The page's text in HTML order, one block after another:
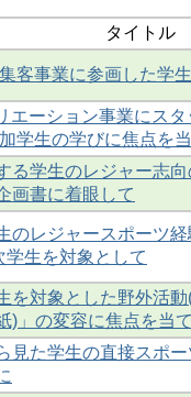
タイトル
客事業に参画した学
エーション事業にス
学生の学びに焦点を
る学生のレジャー志
画書に着眼して
のレジャースポーツ
学生を対象として
を対象とした野外活
)」の変容に焦点を当
見た学生の直接スポ